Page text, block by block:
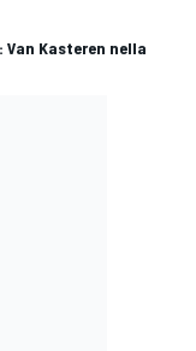
Van Kasteren nella